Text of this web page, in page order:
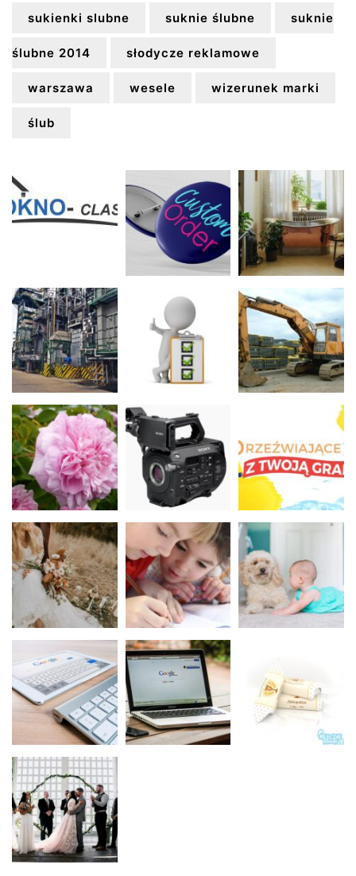
sukienki slubne suknie ślubne suknie
ślubne 2014 słodycze reklamowe
warszawa wesele wizerunek marki
ślub